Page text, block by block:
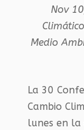
Nov
Climático
Medio
La 30
Cambio
lunes en la